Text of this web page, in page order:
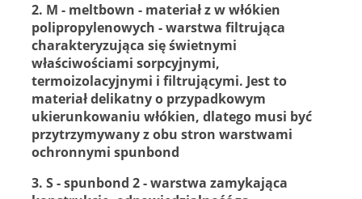
2. M - meltbown - materiał z w włókien
polipropylenowych - warstwa filtrująca
charakteryzująca się świetnymi
właściwościami sorpcyjnymi,
termoizolacyjnymi i filtrującymi. Jest to
materiał delikatny o przypadkowym
ukierunkowaniu włókien, dlatego musi być
przytrzymywany z obu stron warstwami
ochronnymi spunbond
3. S - spunbond 2 - warstwa zamykająca